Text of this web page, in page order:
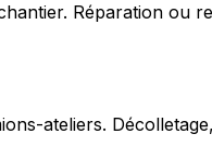
Réparation ou
ateliers.